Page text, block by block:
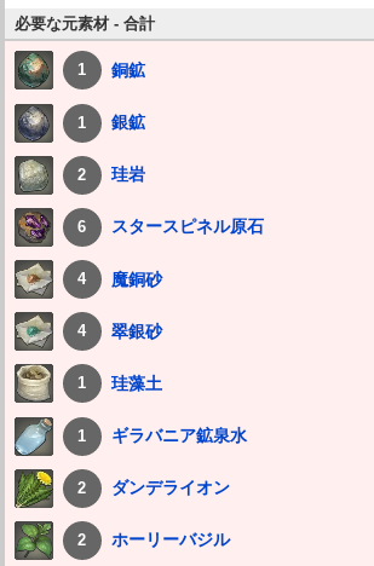
必要な元素材 - 合計
1 銅鉱
1 銀鉱
2 珪岩
6 スタースピネル原石
4 魔銅砂
4 翠銀砂
1 珪藻土
1 ギラバニア鉱泉水
2 ダンデライオン
2 ホーリーバジル